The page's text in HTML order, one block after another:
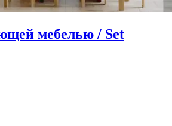
мебелью / Set